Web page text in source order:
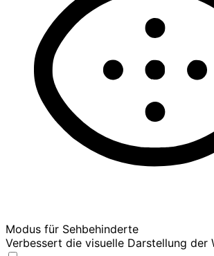
Modus für Sehbehinderte
Verbessert die visuelle Darstellung der